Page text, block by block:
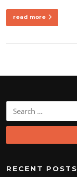
read more
RECENT POSTS